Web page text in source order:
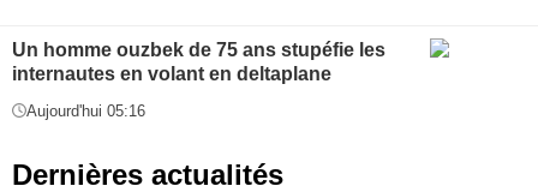
Un homme ouzbek de 75 ans stupéfie les
internautes en volant en deltaplane
Aujourd'hui 05:16
Dernières actualités